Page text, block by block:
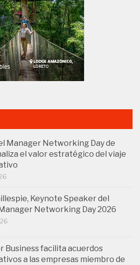
Manager Networking Day de
el valor estratégico del viaje
Keynote Speaker del
Networking Day 2026
Business facilita acuerdos
a las empresas miembro de